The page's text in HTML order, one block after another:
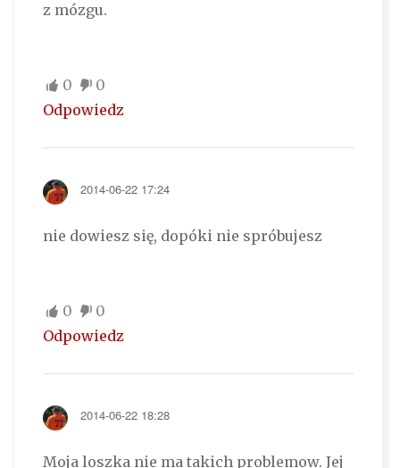
z mózgu.
0
0
Odpowiedz
2014-06-22 17:24
nie dowiesz się, dopóki nie spróbujesz
0
0
Odpowiedz
2014-06-22 18:28
Moja loszka nie ma takich problemow. Jej